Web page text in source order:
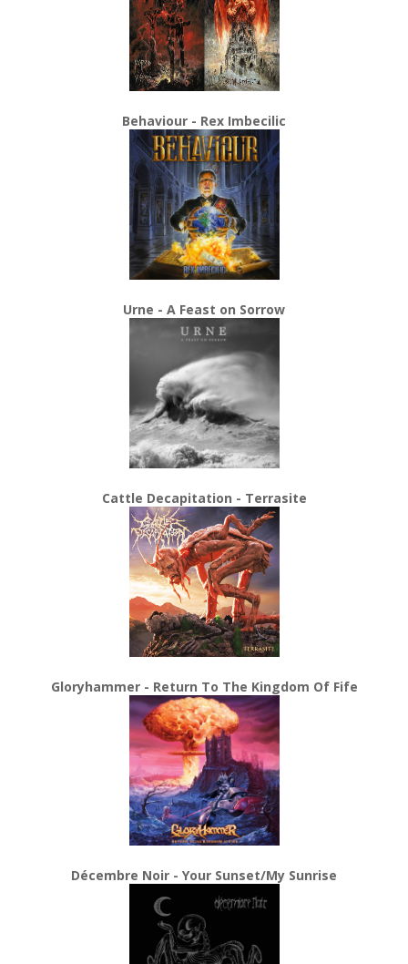
Behaviour - Rex Imbecilic
Urne - A Feast on Sorrow
Cattle Decapitation - Terrasite
Gloryhammer - Return To The Kingdom Of Fife
Décembre Noir - Your Sunset/My Sunrise